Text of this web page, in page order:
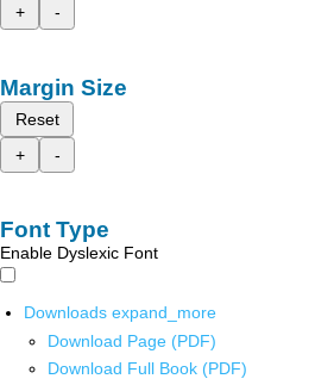
+
-
Margin Size
Reset
+
-
Font Type
Enable Dyslexic Font
Downloads expand_more
Download Page (PDF)
Download Full Book (PDF)